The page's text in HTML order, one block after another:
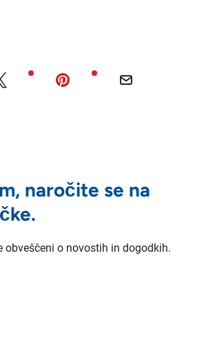
naročite se na
obveščeni o novostih in dogodkih.